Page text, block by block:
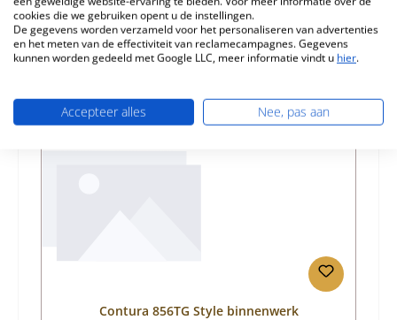
Productgalerij overslaan
Vergelijkbare producten
Contura 856TG Style binnenwerk
cookies die we gebruiken opent u de instellingen.
De gegevens worden verzameld voor het personaliseren van advertenties
en het meten van de effectiviteit van reclamecampagnes. Gegevens
kunnen worden gedeeld met Google LLC, meer informatie vindt u hier.
Accepteer alles Nee, pas aan